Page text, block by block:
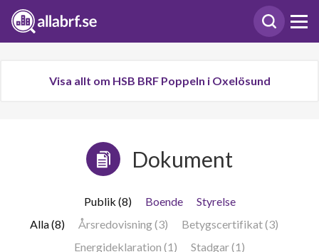
Visa allt om HSB BRF Poppeln i Oxelösund
Dokument
Publik (8) Boende
Styrelse
Alla (8)
Årsredovisning (3)
Betygscertifikat (3)
Energideklaration (1)
Stadgar (1)